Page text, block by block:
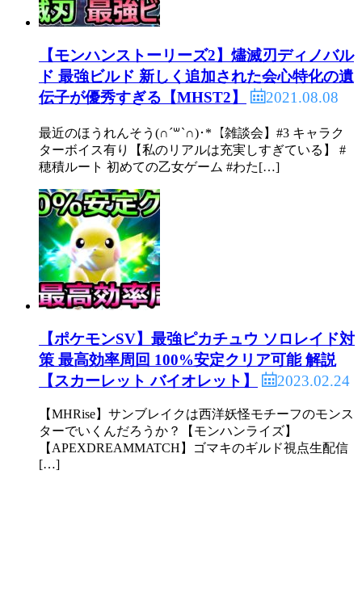
【モンハンストーリーズ2】燼滅刃ディノバル
ド 最強ビルド 新しく追加された会心特化の遺
伝子が優秀すぎる【MHST2】
2021.08.08
最近のほうれんそう(∩ˊ꒳​ˋ∩)･*【雑談会】#3 キャラク
ターボイス有り【私のリアルは充実しすぎている】 #
穂積ルート 初めての乙女ゲーム #わた[…]
【ポケモンSV】最強ピカチュウ ソロレイド対
策 最高効率周回 100%安定クリア可能 解説
【スカーレット バイオレット】
2023.02.24
【MHRise】サンブレイクは西洋妖怪モチーフのモンス
ターでいくんだろうか？【モンハンライズ】
【APEXDREAMMATCH】ゴマキのギルド視点生配信
[…]